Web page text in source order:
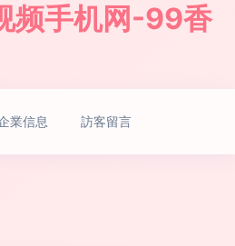
频手机网-99香
業信息 訪客留言